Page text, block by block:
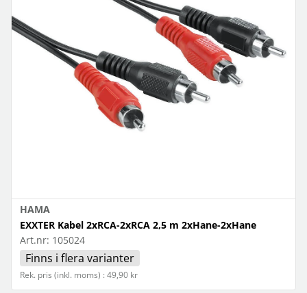
HAMA
EXXTER Kabel 2xRCA-2xRCA 2,5 m 2xHane-2xHane
Art.nr: 105024
Finns i flera varianter
Rek. pris (inkl. moms) : 49,90 kr